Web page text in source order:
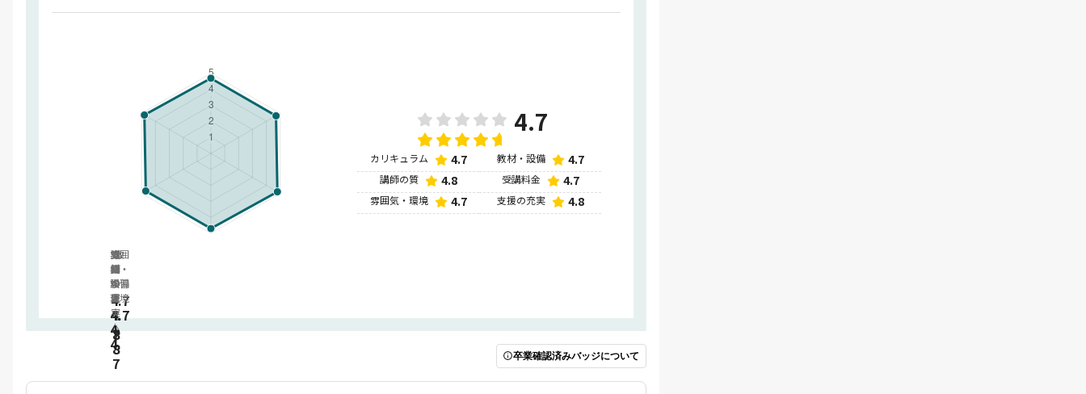
カ
リ
キ
ュ
ラ
ム
4.
7
教
材・
設備
4.7
講
師
の
質
4.
8
受
講
料
金
4.
7
雰囲
気・
学習
環境
4.7
支
援
の
充
実
4.
8
4.7
カリキュラム 4.7 教材・設備 4.7
講師の質 4.8 受講料金 4.7
雰囲気・環境 4.7 支援の充実 4.8
卒業確認済みバッジについて